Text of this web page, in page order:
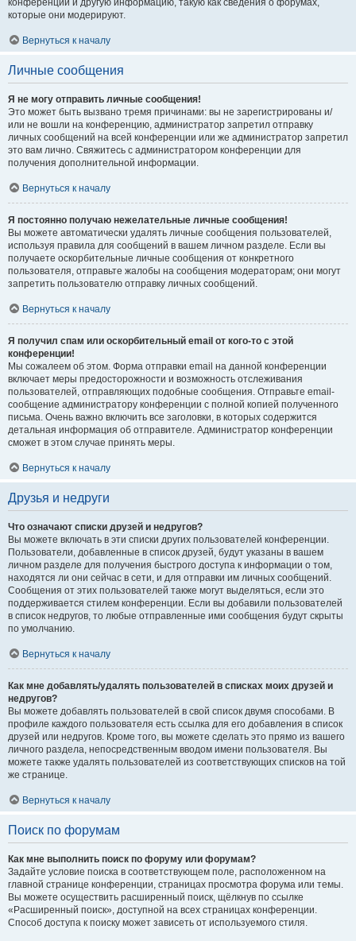
конференции и другую информацию, такую как сведения о форумах,
которые они модерируют.
Вернуться к началу
Личные сообщения
Я не могу отправить личные сообщения!
Это может быть вызвано тремя причинами: вы не зарегистрированы и/
или не вошли на конференцию, администратор запретил отправку
личных сообщений на всей конференции или же администратор запретил
это вам лично. Свяжитесь с администратором конференции для
получения дополнительной информации.
Вернуться к началу
Я постоянно получаю нежелательные личные сообщения!
Вы можете автоматически удалять личные сообщения пользователей,
используя правила для сообщений в вашем личном разделе. Если вы
получаете оскорбительные личные сообщения от конкретного
пользователя, отправьте жалобы на сообщения модераторам; они могут
запретить пользователю отправку личных сообщений.
Вернуться к началу
Я получил спам или оскорбительный email от кого-то с этой
конференции!
Мы сожалеем об этом. Форма отправки email на данной конференции
включает меры предосторожности и возможность отслеживания
пользователей, отправляющих подобные сообщения. Отправьте email-
сообщение администратору конференции с полной копией полученного
письма. Очень важно включить все заголовки, в которых содержится
детальная информация об отправителе. Администратор конференции
сможет в этом случае принять меры.
Вернуться к началу
Друзья и недруги
Что означают списки друзей и недругов?
Вы можете включать в эти списки других пользователей конференции.
Пользователи, добавленные в список друзей, будут указаны в вашем
личном разделе для получения быстрого доступа к информации о том,
находятся ли они сейчас в сети, и для отправки им личных сообщений.
Сообщения от этих пользователей также могут выделяться, если это
поддерживается стилем конференции. Если вы добавили пользователей
в список недругов, то любые отправленные ими сообщения будут скрыты
по умолчанию.
Вернуться к началу
Как мне добавлять/удалять пользователей в списках моих друзей и
недругов?
Вы можете добавлять пользователей в свой список двумя способами. В
профиле каждого пользователя есть ссылка для его добавления в список
друзей или недругов. Кроме того, вы можете сделать это прямо из вашего
личного раздела, непосредственным вводом имени пользователя. Вы
можете также удалять пользователей из соответствующих списков на той
же странице.
Вернуться к началу
Поиск по форумам
Как мне выполнить поиск по форуму или форумам?
Задайте условие поиска в соответствующем поле, расположенном на
главной странице конференции, страницах просмотра форума или темы.
Вы можете осуществить расширенный поиск, щёлкнув по ссылке
«Расширенный поиск», доступной на всех страницах конференции.
Способ доступа к поиску может зависеть от используемого стиля.